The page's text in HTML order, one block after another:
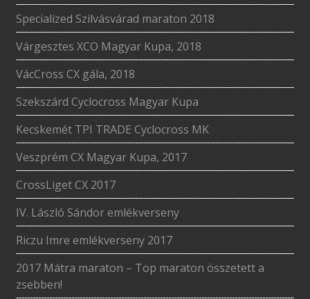
Specialized Szilvásvárad maraton 2018
Várgesztes XCO Magyar Kupa, 2018
VácCross CX gála, 2018
Szekszárd Cyclocross Magyar Kupa
Kecskemét TPI TRADE Cyclocross MK
Veszprém CX Magyar Kupa, 2017
CrossLiget CX 2017
IV. László Sándor emlékverseny
Riczu Imre emlékverseny 2017
2017 Mátra maraton – Top maraton összetett a
zsebben!